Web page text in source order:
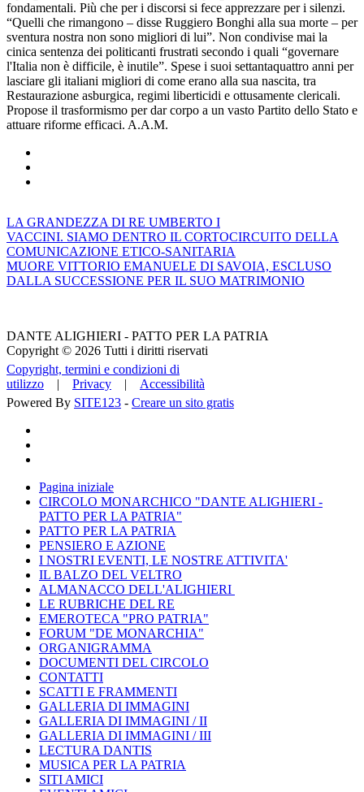
fondamentali. Più che per i discorsi si fece apprezzare per i silenzi.
“Quelli che rimangono – disse Ruggiero Bonghi alla sua morte – per
sventura nostra non sono migliori di lui”. Non condivise mai la
cinica sentenza dei politicanti frustrati secondo i quali “governare
l'Italia non è difficile, è inutile”. Spese i suoi settantaquattro anni per
lasciare gli italiani migliori di come erano alla sua nascita, tra
Restaurazione asburgica, regimi liberticidi e ottusamente clericali.
Propose il trasformismo per dar corpo a un vasto Partito dello Stato e
attuare riforme efficaci. A.A.M.
LA GRANDEZZA DI RE UMBERTO I
VACCINI. SIAMO DENTRO IL CORTOCIRCUITO DELLA
COMUNICAZIONE ETICO-SANITARIA
MUORE VITTORIO EMANUELE DI SAVOIA, ESCLUSO
DALLA SUCCESSIONE PER IL SUO MATRIMONIO
DANTE ALIGHIERI - PATTO PER LA PATRIA
Copyright © 2026 Tutti i diritti riservati
Copyright, termini e condizioni di
utilizzo | Privacy | Accessibilità
Powered By SITE123 - Creare un sito gratis
Pagina iniziale
CIRCOLO MONARCHICO "DANTE ALIGHIERI -
PATTO PER LA PATRIA"
PATTO PER LA PATRIA
PENSIERO E AZIONE
I NOSTRI EVENTI, LE NOSTRE ATTIVITA'
IL BALZO DEL VELTRO
ALMANACCO DELL'ALIGHIERI
LE RUBRICHE DEL RE
EMEROTECA "PRO PATRIA"
FORUM "DE MONARCHIA"
ORGANIGRAMMA
DOCUMENTI DEL CIRCOLO
CONTATTI
SCATTI E FRAMMENTI
GALLERIA DI IMMAGINI
GALLERIA DI IMMAGINI / II
GALLERIA DI IMMAGINI / III
LECTURA DANTIS
MUSICA PER LA PATRIA
SITI AMICI